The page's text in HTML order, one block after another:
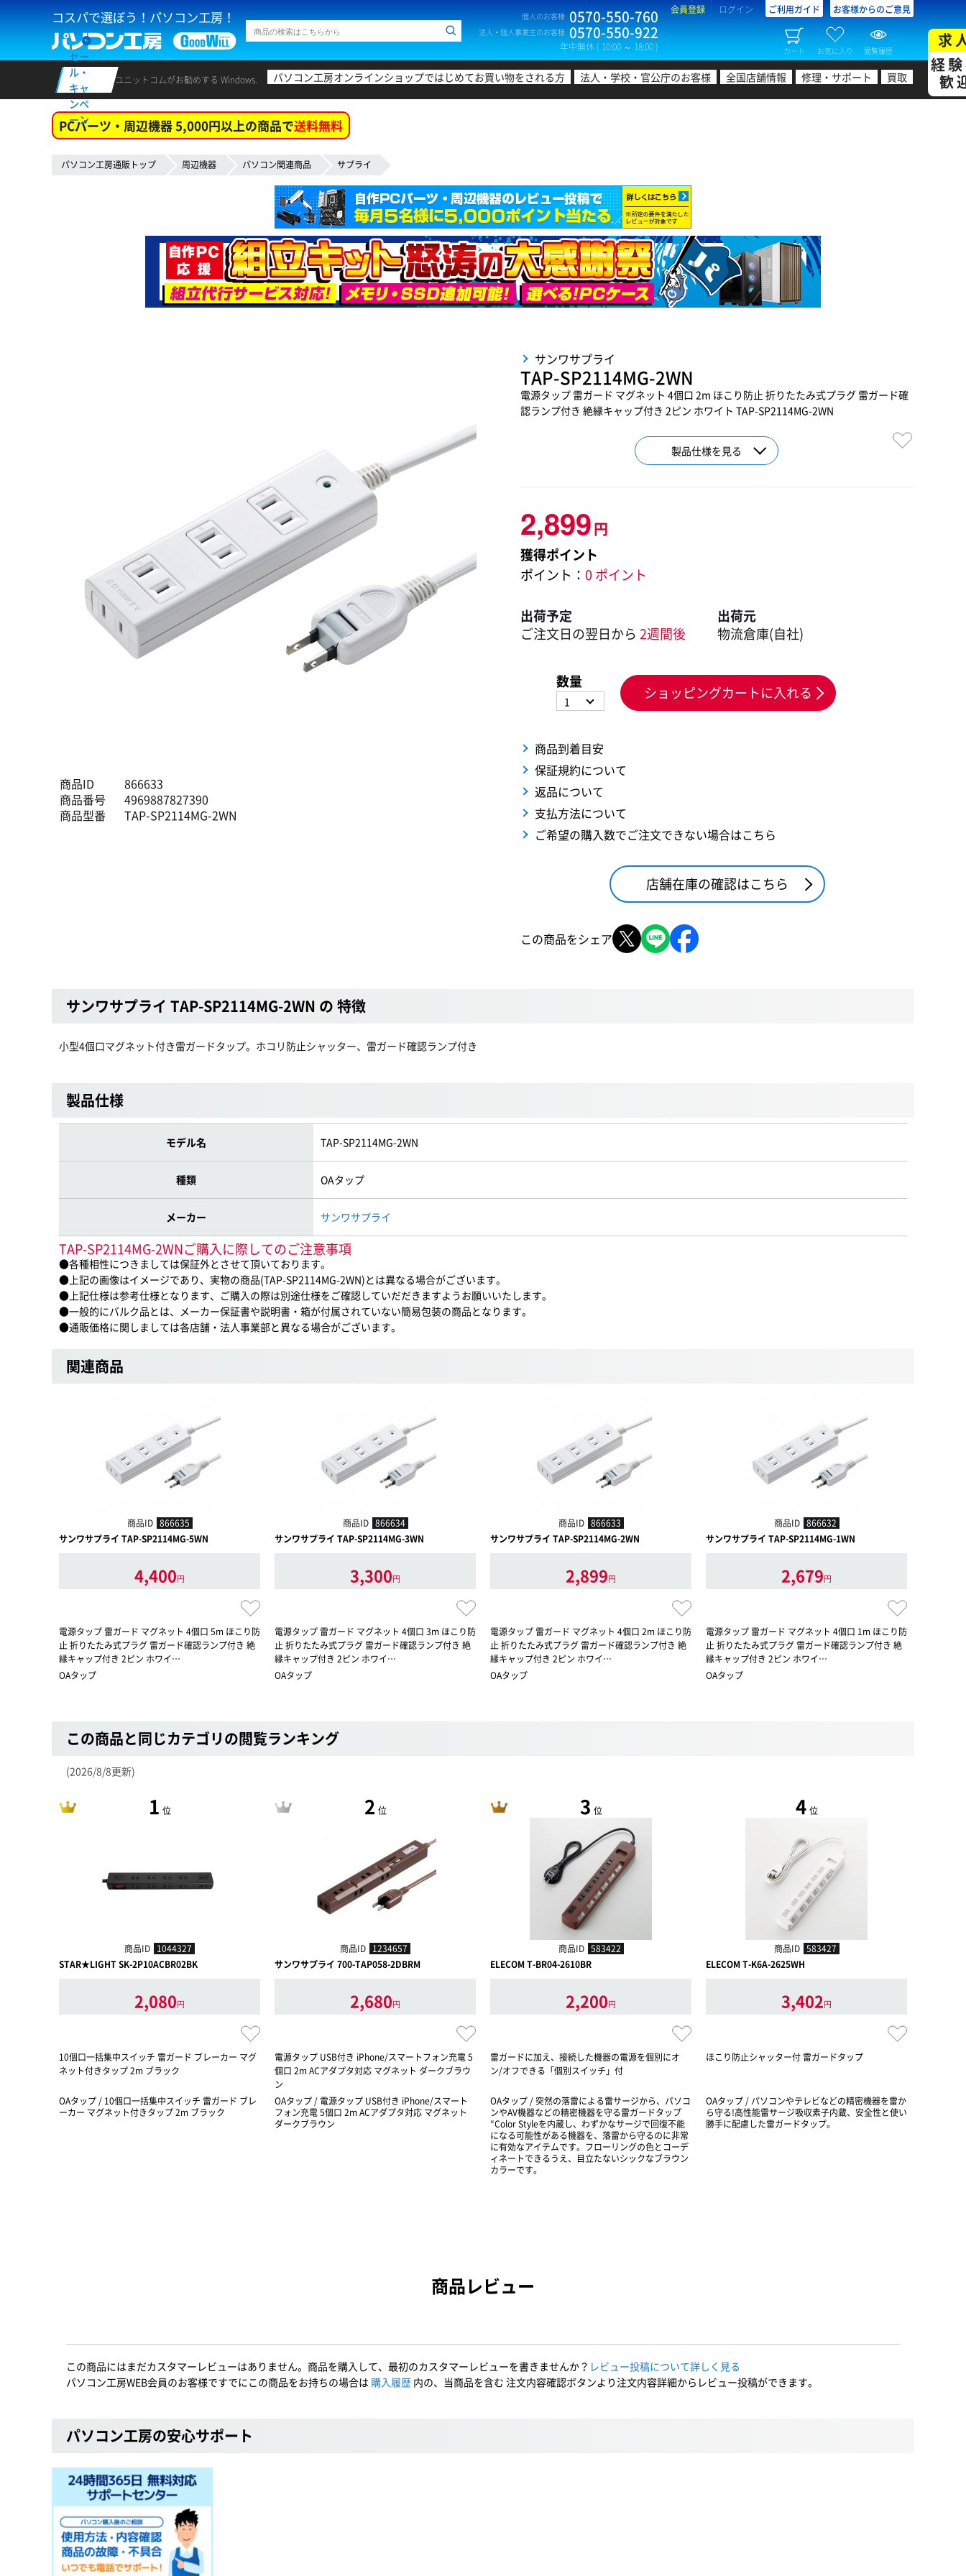
コスパで選ぼう！パソコン工房！ 個人のお客様 0570-550-760
法人・個人事業主のお客様 0570-550-922
年中無休 ( 10:00 ～ 18:00 )
会員登録 ログイン ご利用ガイド お客様からのご意見
カート お気に入り 閲覧履歴
セー
ル・
キャ
ンペ
ーン
ユニットコムがお勧めする Windows. パソコン工房オンラインショップではじめてお買い物をされる方 法人・学校・官公庁のお客様 全国店舗情報 修理・サポート 買取
求
経
歓
PCパーツ・周辺機器 5,000円以上の商品で送料無料
パソコン工房通販トップ 周辺機器 パソコン関連商品 サプライ
商品ID
866633
商品番号
4969887827390
商品型番
TAP-SP2114MG-2WN
サンワサプライ
TAP-SP2114MG-2WN
電源タップ 雷ガード マグネット 4個口 2m ほこり防止 折りたたみ式プラグ 雷ガード確
認ランプ付き 絶縁キャップ付き 2ピン ホワイト TAP-SP2114MG-2WN
製品仕様を見る
2,899円
獲得ポイント
ポイント： 0 ポイント
出荷予定
ご注文日の翌日から 2週間後
出荷元
物流倉庫(自社)
数量
1 ショッピングカートに入れる
商品到着目安
保証規約について
返品について
支払方法について
ご希望の購入数でご注文できない場合はこちら
店舗在庫の確認はこちら
この商品をシェア
サンワサプライ TAP-SP2114MG-2WN の 特徴
小型4個口マグネット付き雷ガードタップ。ホコリ防止シャッター、雷ガード確認ランプ付き
製品仕様
モデル名 TAP-SP2114MG-2WN
種類 OAタップ
メーカー サンワサプライ
TAP-SP2114MG-2WNご購入に際してのご注意事項
●各種相性につきましては保証外とさせて頂いております。
●上記の画像はイメージであり、実物の商品(TAP-SP2114MG-2WN)とは異なる場合がございます。
●上記仕様は参考仕様となります、ご購入の際は別途仕様をご確認していだだきますようお願いいたします。
●一般的にバルク品とは、メーカー保証書や説明書・箱が付属されていない簡易包装の商品となります。
●通販価格に関しましては各店舗・法人事業部と異なる場合がございます。
関連商品
商品ID 866635
サンワサプライ TAP-SP2114MG-5WN
4,400円
電源タップ 雷ガード マグネット 4個口 5m ほこり防
止 折りたたみ式プラグ 雷ガード確認ランプ付き 絶
縁キャップ付き 2ピン ホワイ…
OAタップ
商品ID 866634
サンワサプライ TAP-SP2114MG-3WN
3,300円
電源タップ 雷ガード マグネット 4個口 3m ほこり防
止 折りたたみ式プラグ 雷ガード確認ランプ付き 絶
縁キャップ付き 2ピン ホワイ…
OAタップ
商品ID 866633
サンワサプライ TAP-SP2114MG-2WN
2,899円
電源タップ 雷ガード マグネット 4個口 2m ほこり防
止 折りたたみ式プラグ 雷ガード確認ランプ付き 絶
縁キャップ付き 2ピン ホワイ…
OAタップ
商品ID 866632
サンワサプライ TAP-SP2114MG-1WN
2,679円
電源タップ 雷ガード マグネット 4個口 1m ほこり防
止 折りたたみ式プラグ 雷ガード確認ランプ付き 絶
縁キャップ付き 2ピン ホワイ…
OAタップ
この商品と同じカテゴリの閲覧ランキング
(2026/8/8更新)
1 位
商品ID 1044327
STAR★LIGHT SK-2P10ACBR02BK
2,080円
10個口一括集中スイッチ 雷ガード ブレーカー マグ
ネット付きタップ 2m ブラック
OAタップ / 10個口一括集中スイッチ 雷ガード ブレ
ーカー マグネット付きタップ 2m ブラック
2 位
商品ID 1234657
サンワサプライ 700-TAP058-2DBRM
2,680円
電源タップ USB付き iPhone/スマートフォン充電 5
個口 2m ACアダプタ対応 マグネット ダークブラウ
ン
OAタップ / 電源タップ USB付き iPhone/スマート
フォン充電 5個口 2m ACアダプタ対応 マグネット
ダークブラウン
3 位
商品ID 583422
ELECOM T-BR04-2610BR
2,200円
雷ガードに加え、接続した機器の電源を個別にオ
ン/オフできる「個別スイッチ」付
OAタップ / 突然の落雷による雷サージから、パソコ
ンやAV機器などの精密機器を守る雷ガードタップ
“Color Styleを内蔵し、わずかなサージで回復不能
になる可能性がある機器を、落雷から守るのに非常
に有効なアイテムです。フローリングの色とコーデ
ィネートできるうえ、目立たないシックなブラウン
カラーです。
4 位
商品ID 583427
ELECOM T-K6A-2625WH
3,402円
ほこり防止シャッター付 雷ガードタップ
OAタップ / パソコンやテレビなどの精密機器を雷か
ら守る!高性能雷サージ吸収素子内蔵、安全性と使い
勝手に配慮した雷ガードタップ。
商品レビュー
この商品にはまだカスタマーレビューはありません。商品を購入して、最初のカスタマーレビューを書きませんか？ レビュー投稿について詳しく見る
パソコン工房WEB会員のお客様ですでにこの商品をお持ちの場合は 購入履歴 内の、当商品を含む 注文内容確認ボタンより注文内容詳細からレビュー投稿ができます。
パソコン工房の安心サポート